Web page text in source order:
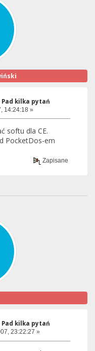
Pad kilka pytań
14:24:18 »
softu dla CE.
PocketDos-em
Zapisane
Pad kilka pytań
23:22:27 »